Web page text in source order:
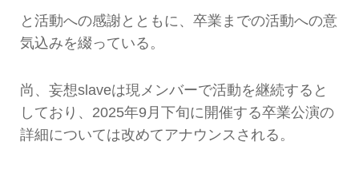
と活動への感謝とともに、卒業までの活動への意
気込みを綴っている。
尚、妄想slaveは現メンバーで活動を継続すると
しており、2025年9月下旬に開催する卒業公演の
詳細については改めてアナウンスされる。